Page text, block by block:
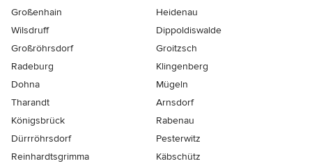
Großenhain
Heidenau
Wilsdruff
Dippoldiswalde
Großröhrsdorf
Groitzsch
Radeburg
Klingenberg
Dohna
Mügeln
Tharandt
Arnsdorf
Königsbrück
Rabenau
Dürrröhrsdorf
Pesterwitz
Reinhardtsgrimma
Käbschütz